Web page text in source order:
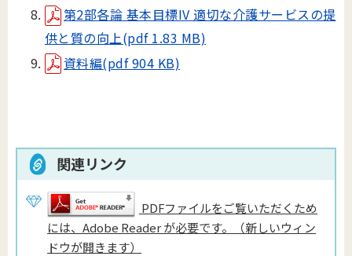
第2部各論 基本目標IV 適切な介護サービスの提
供と質の向上(pdf 1.83 MB)
資料編(pdf 904 KB)
関連リンク
PDFファイルをご覧いただくため
には、Adobe Reader が必要です。（新しいウィン
ドウが開きます）